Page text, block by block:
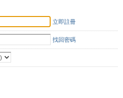
立即註冊
找回密碼